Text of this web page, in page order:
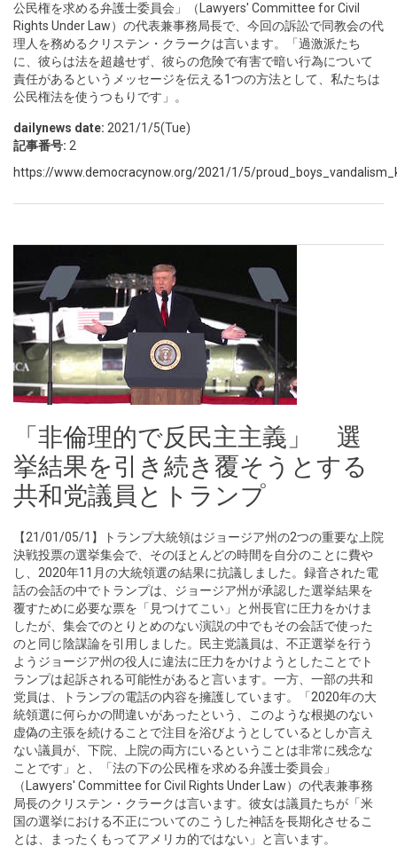
公民権を求める弁護士委員会」（Lawyers' Committee for Civil
Rights Under Law）の代表兼事務局長で、今回の訴訟で同教会の代
理人を務めるクリステン・クラークは言います。「過激派たち
に、彼らは法を超越せず、彼らの危険で有害で暗い行為について
責任があるというメッセージを伝える1つの方法として、私たちは
公民権法を使うつもりです」。
dailynews date: 2021/1/5(Tue)
記事番号: 2
https://www.democracynow.org/2021/1/5/
「非倫理的で反民主主義」 選
挙結果を引き続き覆そうとする
共和党議員とトランプ
【21/01/05/1】トランプ大統領はジョージア州の2つの重要な上院
決戦投票の選挙集会で、そのほとんどの時間を自分のことに費や
し、2020年11月の大統領選の結果に抗議しました。録音された電
話の会話の中でトランプは、ジョージア州が承認した選挙結果を
覆すために必要な票を「見つけてこい」と州長官に圧力をかけま
したが、集会でのとりとめのない演説の中でもその会話で使った
のと同じ陰謀論を引用しました。民主党議員は、不正選挙を行う
ようジョージア州の役人に違法に圧力をかけようとしたことでト
ランプは起訴される可能性があると言います。一方、一部の共和
党員は、トランプの電話の内容を擁護しています。「2020年の大
統領選に何らかの間違いがあったという、このような根拠のない
虚偽の主張を続けることで注目を浴びようとしているとしか言え
ない議員が、下院、上院の両方にいるということは非常に残念な
ことです」と、「法の下の公民権を求める弁護士委員会」
（Lawyers' Committee for Civil Rights Under Law）の代表兼事務
局長のクリステン・クラークは言います。彼女は議員たちが「米
国の選挙における不正についてのこうした神話を長期化させるこ
とは、まったくもってアメリカ的ではない」と言います。